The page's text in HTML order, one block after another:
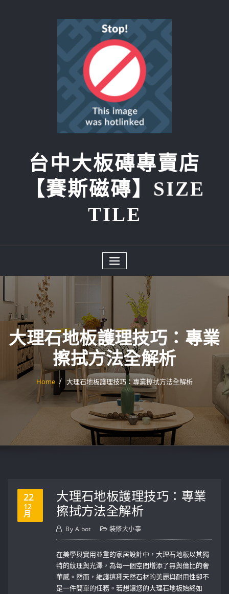
台中大板磚專賣店
【賽斯磁磚】SIZE
TILE
大理石地板護理技巧：專業
擦拭方法全解析
Home 大理石地板護理技巧：專業擦拭方法全解析
22
12
月
大理石地板護理技巧：專業
擦拭方法全解析
By Aibot 裝修大小事
在美學與實用並重的家居設計中，大理石地板以其獨
特的紋理與光澤，為每一個空間增添了無與倫比的奢
華感。然而，維護這種天然石材的美麗與耐用性卻不
是一件簡單的任務。若想讓您的大理石地板始終如